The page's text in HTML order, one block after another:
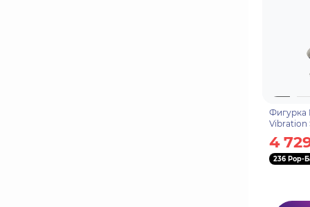
Фигурка
Vibration
4
236 Pop-